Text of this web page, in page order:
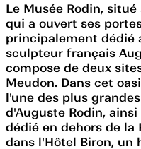
Le Musée Rodin,
qui a ouvert ses
principalement dédié
sculpteur français
compose de deux
Meudon. Dans cet
l'une des plus
d'Auguste Rodin,
dédié en dehors de la
dans l'Hôtel Biron, un